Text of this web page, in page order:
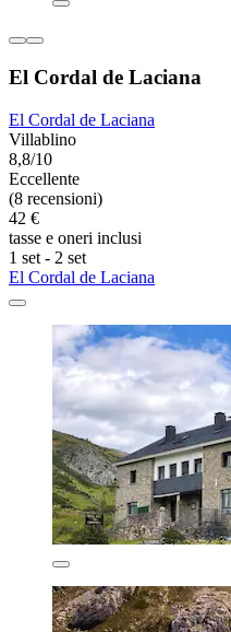
El Cordal de Laciana
El Cordal de Laciana
Villablino
8,8/10
Eccellente
(8 recensioni)
42 €
tasse e oneri inclusi
1 set - 2 set
El Cordal de Laciana